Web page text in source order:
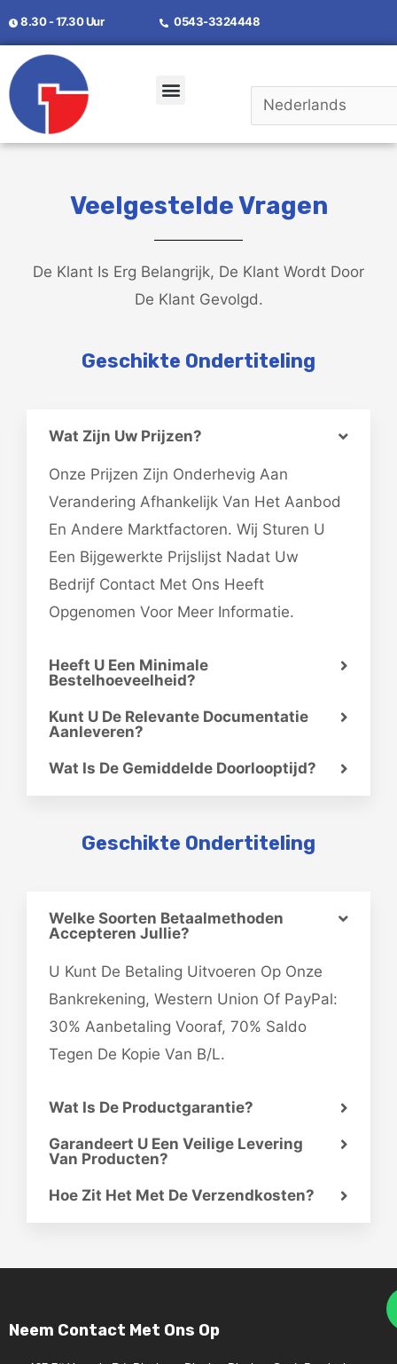
8.30 - 17.30 Uur 0543-3324448
Veelgestelde Vragen
De Klant Is Erg Belangrijk, De Klant Wordt Door
De Klant Gevolgd.
Geschikte Ondertiteling
Wat Zijn Uw Prijzen?
Onze Prijzen Zijn Onderhevig Aan
Verandering Afhankelijk Van Het Aanbod
En Andere Marktfactoren. Wij Sturen U
Een Bijgewerkte Prijslijst Nadat Uw
Bedrijf Contact Met Ons Heeft
Opgenomen Voor Meer Informatie.
Heeft U Een Minimale
Bestelhoeveelheid?
Kunt U De Relevante Documentatie
Aanleveren?
Wat Is De Gemiddelde Doorlooptijd?
Geschikte Ondertiteling
Welke Soorten Betaalmethoden
Accepteren Jullie?
U Kunt De Betaling Uitvoeren Op Onze
Bankrekening, Western Union Of PayPal:
30% Aanbetaling Vooraf, 70% Saldo
Tegen De Kopie Van B/L.
Wat Is De Productgarantie?
Garandeert U Een Veilige Levering
Van Producten?
Hoe Zit Het Met De Verzendkosten?
Neem Contact Met Ons Op